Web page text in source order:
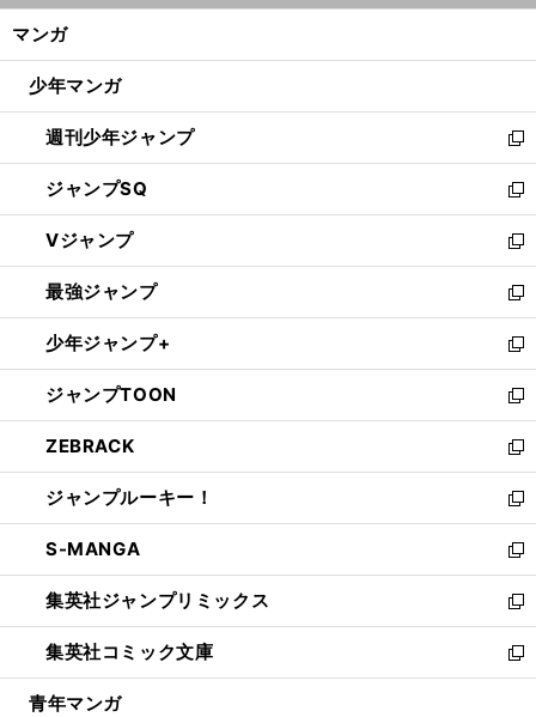
ン
ウ
開
く
マンガ
少年マンガ
週刊少年ジャンプ
新
し
い
ウ
ィ
ン
ド
ウ
で
開
く
ジャンプSQ
新
し
い
ウ
ィ
ン
ド
ウ
で
開
く
Vジャンプ
新
し
い
ウ
ィ
ン
ド
ウ
で
開
く
最強ジャンプ
新
し
い
ウ
ィ
ン
ド
ウ
で
開
く
少年ジャンプ+
新
し
い
ウ
ィ
ン
ド
ウ
で
開
く
ジャンプTOON
新
し
い
ウ
ィ
ン
ド
ウ
で
開
く
ZEBRACK
新
し
い
ウ
ィ
ン
ド
ウ
で
開
ジャンプルーキー！
新
し
い
ウ
ィ
ン
ド
ウ
S-MANGA
新
し
い
ウ
ィ
ン
集英社ジャンプリミックス
新
し
い
ウ
集英社コミック文庫
新
し
青年マンガ